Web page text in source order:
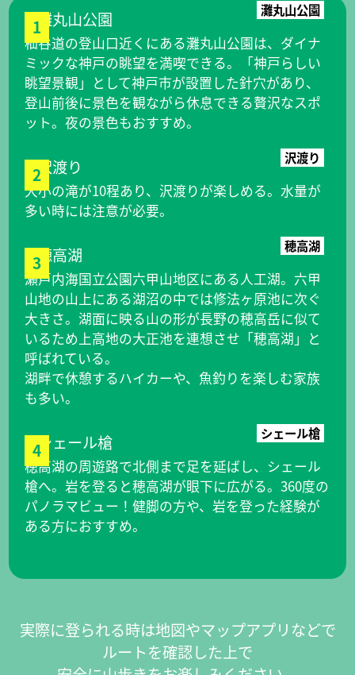
1
灘丸山公園
杣谷道の登山口近くにある灘丸山公園は、ダイナ
ミックな神戸の眺望を満喫できる。「神戸らしい
眺望景観」として神戸市が設置した針穴があり、
登山前後に景色を観ながら休息できる贅沢なスポ
ット。夜の景色もおすすめ。
2
沢渡り
大小の滝が10程あり、沢渡りが楽しめる。水量が
多い時には注意が必要。
3
穂高湖
瀬戸内海国立公園六甲山地区にある人工湖。六甲
山地の山上にある湖沼の中では修法ヶ原池に次ぐ
大きさ。湖面に映る山の形が長野の穂高岳に似て
いるため上高地の大正池を連想させ「穂高湖」と
呼ばれている。
湖畔で休憩するハイカーや、魚釣りを楽しむ家族
も多い。
4
シェール槍
穂高湖の周遊路で北側まで足を延ばし、シェール
槍へ。岩を登ると穂高湖が眼下に広がる。360度の
パノラマビュー！健脚の方や、岩を登った経験が
ある方におすすめ。
実際に登られる時は地図やマップアプリなどで
ルートを確認した上で